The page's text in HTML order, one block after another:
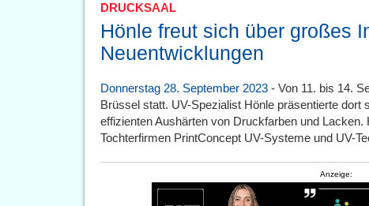
DRUCKSAAL
Hönle freut sich über großes
Neuentwicklungen
Donnerstag 28. September 2023 - Von 11. bis 14.
Brüssel statt. UV-Spezialist Hönle präsentierte dort
effizienten Aushärten von Druckfarben und
Tochterfirmen PrintConcept UV-Systeme und UV-
Anzeige: